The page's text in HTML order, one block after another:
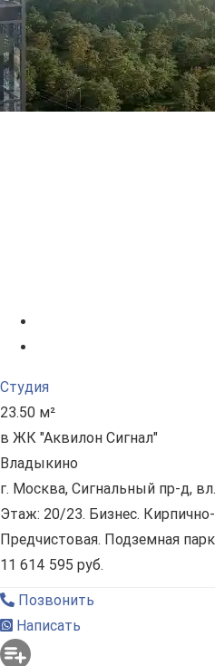
Студия
23.50 м²
в ЖК "Аквилон Сигнал"
Владыкино
г. Москва, Сигнальный пр-д,
Этаж: 20/23. Бизнес.
Предчистовая. Подземная
11 614 595 руб.
Позвонить
Написать